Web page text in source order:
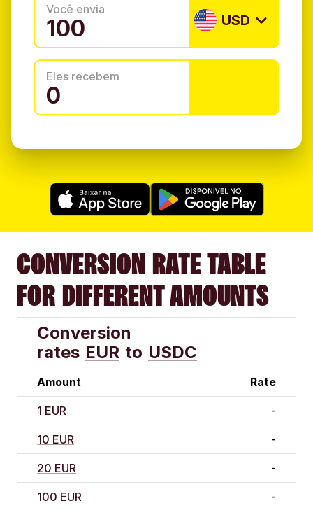
Você envia
USD
Eles recebem
CONVERSION RATE TABLE
FOR DIFFERENT AMOUNTS
Conversion
rates EUR to USDC
Amount Rate
1 EUR -
10 EUR -
20 EUR -
100 EUR -